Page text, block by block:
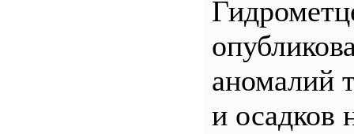
аномалий
и осадков